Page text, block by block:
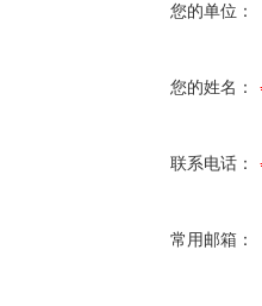
您的单位：
您的姓名：
联系电话：
常用邮箱：